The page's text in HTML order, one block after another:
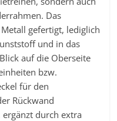
Das
gefertigt, lediglich
und in das
auf die Oberseite
bzw.
für den
Rückwand
durch extra